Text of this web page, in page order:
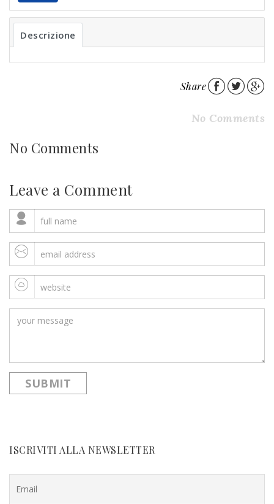
Descrizione
Share
No Comments
No Comments
Leave a Comment
ISCRIVITI ALLA NEWSLETTER